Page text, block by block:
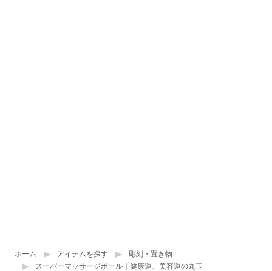
ホーム アイテムを探す
彫刻・置き物
スーパーマッサージボール｜健康運、美容運の丸玉